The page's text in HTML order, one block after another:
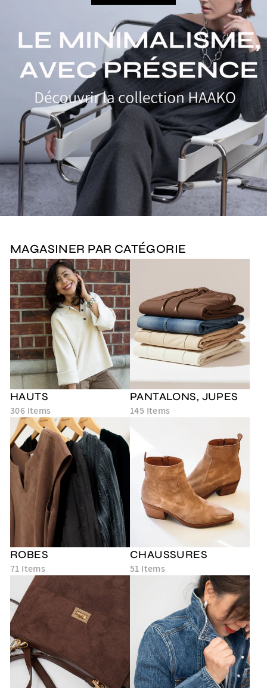
MAGASINER PAR CATÉGORIE
HAUTS
306 Items
PANTALONS, JUPES
145 Items
ROBES
71 Items
CHAUSSURES
51 Items